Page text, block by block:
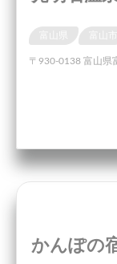
〒930-0138 富山県
かんぽの